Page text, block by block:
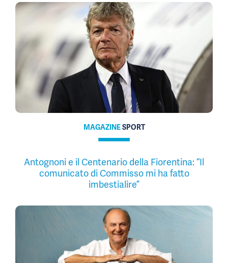
MAGAZINESPORT
Antognoni e il Centenario della Fiorentina: “Il
comunicato di Commisso mi ha fatto
imbestialire”